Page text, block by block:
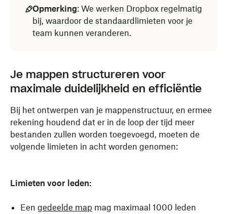
Opmerking: We werken Dropbox regelmatig
bij, waardoor de standaardlimieten voor je
team kunnen veranderen.
Je mappen structureren voor
maximale duidelijkheid en efficiëntie
Bij het ontwerpen van je mappenstructuur, en ermee
rekening houdend dat er in de loop der tijd meer
bestanden zullen worden toegevoegd, moeten de
volgende limieten in acht worden genomen:
Limieten voor leden:
Een gedeelde map mag maximaal 1000 leden